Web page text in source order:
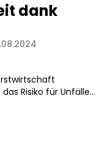
dank
Risiko für Unfälle